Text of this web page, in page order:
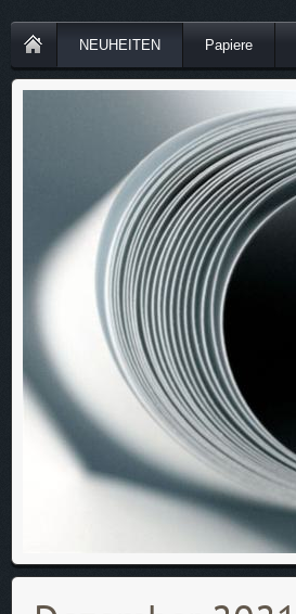
NEUHEITEN Papiere